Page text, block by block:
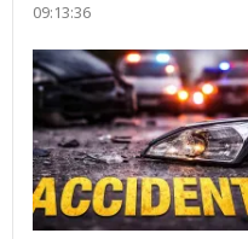
09:13:36